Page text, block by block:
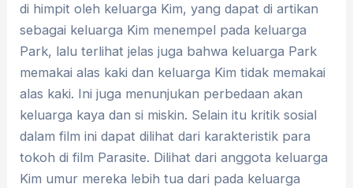
di himpit oleh keluarga Kim, yang dapat di artikan
sebagai keluarga Kim menempel pada keluarga
Park, lalu terlihat jelas juga bahwa keluarga Park
memakai alas kaki dan keluarga Kim tidak memakai
alas kaki. Ini juga menunjukan perbedaan akan
keluarga kaya dan si miskin. Selain itu kritik sosial
dalam film ini dapat dilihat dari karakteristik para
tokoh di film Parasite. Dilihat dari anggota keluarga
Kim umur mereka lebih tua dari pada keluarga